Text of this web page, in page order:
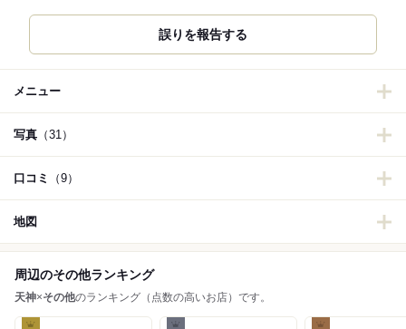
誤りを報告する
メニュー
写真 （31）
口コミ （9）
地図
周辺のその他ランキング
天神×その他のランキング（点数の高いお店）です。